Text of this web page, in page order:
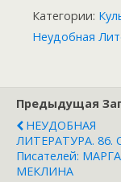
Категории:
Неудобная
Предыдущая
НЕУДОБНАЯ
ЛИТЕРАТУРА. 86.
Писателей:
МЕКЛИНА